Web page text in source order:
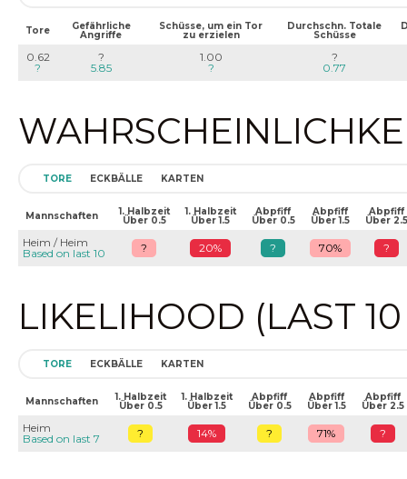
Tore Gefährliche
Angriffe
Schüsse, um ein Tor
zu erzielen
Durchschn. Totale
Schüsse
0.62
?
?
5.85
1.00
?
?
0.77
TORE ECKBÄLLE KARTEN
Mannschaften 1. Halbzeit
Über 0.5
1. Halbzeit
Über 1.5
Abpfiff
Über 0.5
Abpfiff
Über 1.5
Abpfiff
Über 2.5
Heim / Heim
Based on last 10
? 20% ? 70% ?
LIKELIHOOD (LAST
TORE ECKBÄLLE KARTEN
Mannschaften 1. Halbzeit
Über 0.5
1. Halbzeit
Über 1.5
Abpfiff
Über 0.5
Abpfiff
Über 1.5
Abpfiff
Über 2.5
Heim
Based on last 7
? 14% ? 71% ?